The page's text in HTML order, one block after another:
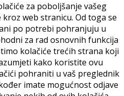
za poboljšanje vašeg
web stranicu. Od toga se
po potrebi pohranjuju u
za rad osnovnih funkcija
kolačiće trećih strana koji
kako koristite ovu
pohraniti u vaš preglednik
imate mogućnost odjave